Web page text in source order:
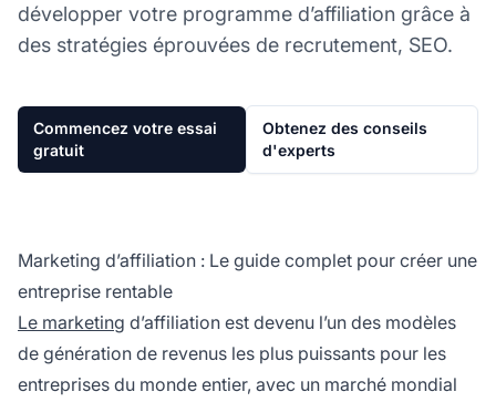
développer votre programme d’affiliation grâce à
des stratégies éprouvées de recrutement, SEO.
Commencez votre essai
gratuit
Obtenez des conseils
d'experts
Marketing d’affiliation : Le guide complet pour créer une
entreprise rentable
Le marketing d’affiliation est devenu l’un des modèles
de génération de revenus les plus puissants pour les
entreprises du monde entier, avec un marché mondial